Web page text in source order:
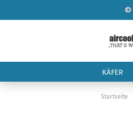
KÄFER
Startseite